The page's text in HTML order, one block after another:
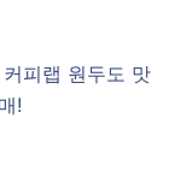
피랩 원두도 맛
!